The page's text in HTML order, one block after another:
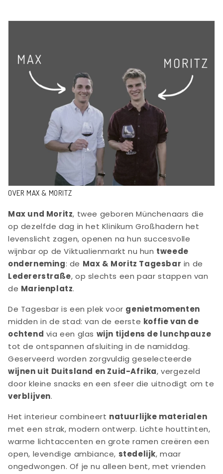
OVER MAX & MORITZ
Max und Moritz, twee geboren Münchenaars die
op dezelfde dag in het Klinikum Großhadern het
levenslicht zagen, openen na hun succesvolle
wijnbar op de Viktualienmarkt nu hun tweede
onderneming: de Max & Moritz Tagesbar in de
Ledererstraße, op slechts een paar stappen van
de Marienplatz.
De Tagesbar is een plek voor genietmomenten
midden in de stad: van de eerste koffie van de
ochtend via een glas wijn tijdens de lunchpauze
tot de ontspannen afsluiting in de namiddag.
Geserveerd worden zorgvuldig geselecteerde
wijnen uit Duitsland en Zuid-Afrika, vergezeld
door kleine snacks en een sfeer die uitnodigt om te
verblijven.
Het interieur combineert natuurlijke materialen
met een strak, modern ontwerp. Lichte houttinten,
warme lichtaccenten en grote ramen creëren een
open, levendige ambiance, stedelijk, maar
ongedwongen. Of je nu alleen bent, met vrienden